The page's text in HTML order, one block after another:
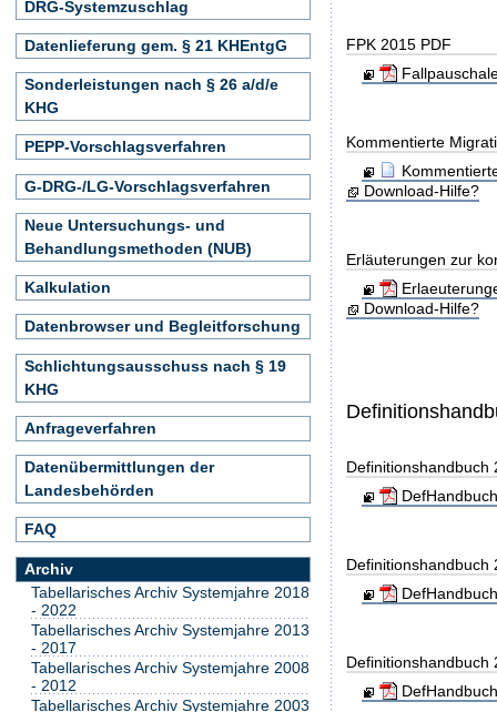
FPK 2015 PDF
Kommentierte
Download-Hilfe?
Erläuterungen zur
Download-Hilfe?
Definitionshandbuch
Definitionshandbuch
Definitionshandbuch
DRG-Systemzuschlag
Datenlieferung gem. § 21 KHEntgG
Sonderleistungen nach § 26 a/d/e
KHG
PEPP-Vorschlagsverfahren
G-DRG-/LG-Vorschlagsverfahren
Neue Untersuchungs- und
Behandlungsmethoden (NUB)
Kalkulation
Datenbrowser und Begleitforschung
Schlichtungsausschuss nach § 19
KHG
Anfrageverfahren
Datenübermittlungen der
Landesbehörden
FAQ
Archiv
Tabellarisches Archiv Systemjahre 2018
- 2022
Tabellarisches Archiv Systemjahre 2013
- 2017
Tabellarisches Archiv Systemjahre 2008
- 2012
Tabellarisches Archiv Systemjahre 2003